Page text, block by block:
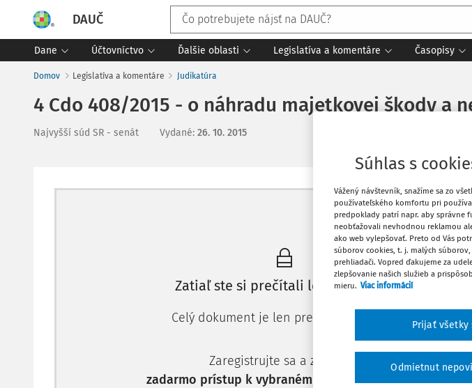
DAUČ
Dane Účtovníctvo Ďalšie oblasti Legislatíva a komentáre Časopisy
Domov Legislatíva a komentáre Judikatúra
4 Cdo 408/2015 - o náhradu majetkovej škody a
Najvyšší súd SR - senát Vydané: 26. 10. 2015
Máte predplatné?
Zatiaľ ste si prečítali len začiatok...
Celý dokument je len pre predplatiteľov.
Zaregistrujte sa a získajte
zadarmo prístup k vybranému obsahu na 10 dní.
Súhlas s
Vážený návštevník, snažíme sa zo
používateľského komfortu pri
predpoklady patrí napr. aby správne
neobťažovali nevhodnou reklamou
ako web vylepšovať. Preto od Vás
súborov cookies, t. j. malých
prehliadači. Vopred ďakujeme za
zlepšovanie našich služieb a
mieru. Viac informácií
Odmietnut
Prijať všetky